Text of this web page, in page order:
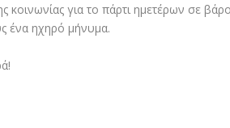
για το πάρτι ημετέρων σε
ένα ηχηρό μήνυμα.